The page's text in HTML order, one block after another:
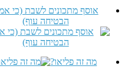
אוסף מתכונים לשבת (כי
הבטיחה עוף)
מה זה פליאו?